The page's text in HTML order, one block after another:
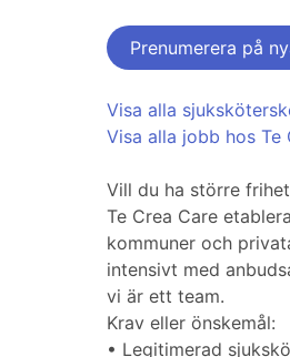
Prenumerera på
Visa alla
Visa alla jobb hos Te
Vill du ha större
Te Crea Care
kommuner och
intensivt med
vi är ett team.
Krav eller önskemål:
• Legitimerad